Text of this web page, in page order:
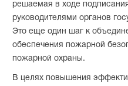
решаемая в ходе
руководителями органов
Это еще один шаг к
обеспечения пожарной
пожарной охраны.
В целях повышения